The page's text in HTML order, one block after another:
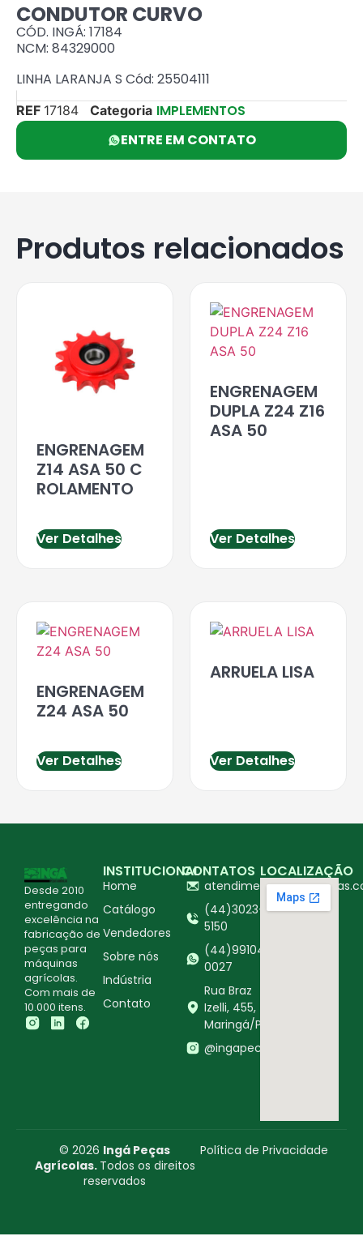
CONDUTOR CURVO
CÓD. INGÁ: 17184
NCM: 84329000
LINHA LARANJA S Cód: 25504111
REF 17184 Categoria IMPLEMENTOS
ENTRE EM CONTATO
Produtos relacionados
ENGRENAGEM
Z14 ASA 50 C
ROLAMENTO
Ver Detalhes
ENGRENAGEM
DUPLA Z24 Z16
ASA 50
Ver Detalhes
ENGRENAGEM
Z24 ASA 50
Ver Detalhes
ARRUELA LISA
Ver Detalhes
Desde 2010
entregando
excelência na
fabricação de
peças para
máquinas
agrícolas.
Com mais de
10.000 itens.
INSTITUCIONAL
Home
Catálogo
Vendedores
Sobre nós
Indústria
Contato
CONTATOS
(44)3023-
5150
(44)99104-
0027
Rua Braz
Izelli, 455,
Maringá/PR
@ingapecasagricolas
LOCALIZAÇÃO
© 2026 Ingá Peças
Agrícolas. Todos os direitos
reservados
Política de Privacidade